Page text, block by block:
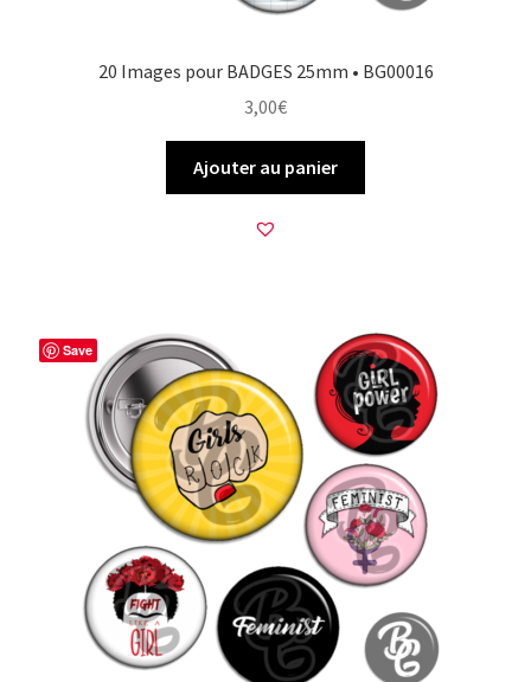
20 Images pour BADGES 25mm • BG00016
3,00€
Ajouter au panier
Save